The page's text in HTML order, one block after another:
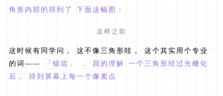
角形内部的得到了 下面这幅图：
走样之前
这时候有同学问， 这不像三角形哇， 这个其实用个专业
的词——
「锯齿」 ， 我的理解 一个三角形经过光栅化
后， 得到屏幕上每一个像素点